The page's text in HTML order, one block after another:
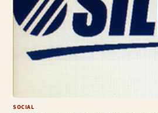
SOCIAL